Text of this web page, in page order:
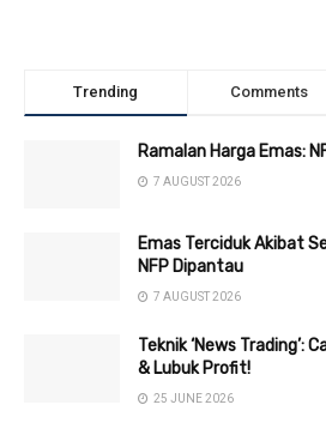
Trending Comments
Ramalan Harga Emas:
7 AUGUST 2026
Emas Terciduk Akibat
NFP Dipantau
7 AUGUST 2026
Teknik ‘News Trading’:
& Lubuk Profit!
25 JUNE 2026